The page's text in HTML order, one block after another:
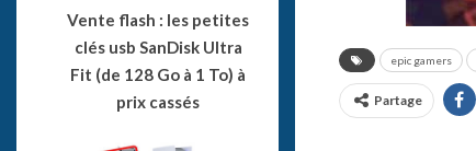
epic gamers
Partage
Vente flash : les petites
clés usb SanDisk Ultra
Fit (de 128 Go à 1 To) à
prix cassés